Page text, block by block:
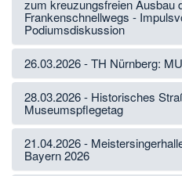
zum kreuzungsfreien Ausbau
Frankenschnellwegs -
Podiumsdiskussion
26.03.2026 - TH Nürnberg:
28.03.2026 - Historisches
Museumspflegetag
21.04.2026 -
Bayern 2026